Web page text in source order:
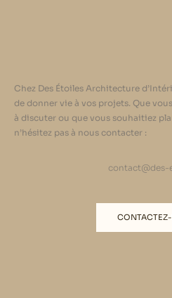
Chez Des Étoiles Architecture
de donner vie à vos projets. Que
à discuter ou que vous souhaitiez
n’hésitez pas à nous contacter :
contact@des-